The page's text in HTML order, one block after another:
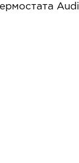
Audi